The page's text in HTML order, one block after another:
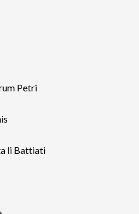
Petri
li Battiati